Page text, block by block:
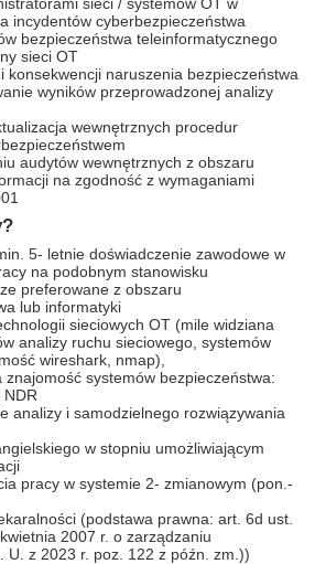
incydentów cyberbezpieczeństwa
bezpieczeństwa teleinformatycznego
sieci OT
konsekwencji naruszenia bezpieczeństwa
wyników przeprowadzonej analizy
wewnętrznych procedur
audytów wewnętrznych z obszaru
na zgodność z wymaganiami
5- letnie doświadczenie zawodowe w
na podobnym stanowisku
preferowane z obszaru
lub informatyki
sieciowych OT (mile widziana
analizy ruchu sieciowego, systemów
wireshark, nmap),
znajomość systemów bezpieczeństwa:
NDR
analizy i samodzielnego rozwiązywania
w stopniu umożliwiającym
pracy w systemie 2- zmianowym (pon.-
(podstawa prawna: art. 6d ust.
2007 r. o zarządzaniu
U. z 2023 r. poz. 122 z późn. zm.))